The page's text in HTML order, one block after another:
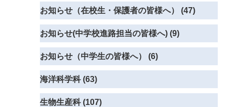
お知らせ（在校生・保護者の皆様へ） (47)
お知らせ(中学校進路担当の皆様へ) (9)
お知らせ（中学生の皆様へ） (6)
海洋科学科 (63)
生物生産科 (107)